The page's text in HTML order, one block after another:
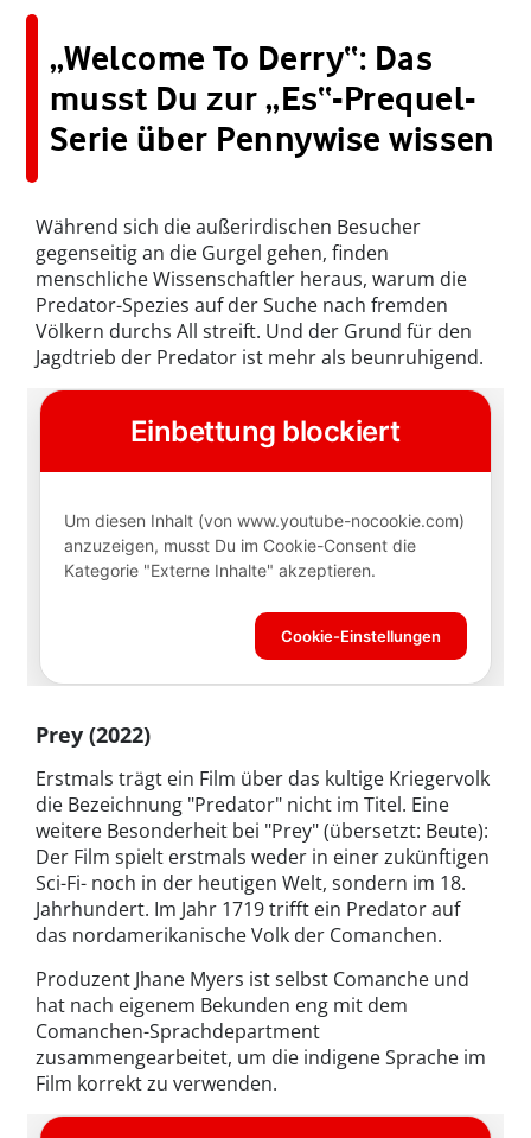
„Welcome To Derry“: Das
musst Du zur „Es“-Prequel-
Serie über Pennywise wissen
Während sich die außerirdischen Besucher
gegenseitig an die Gurgel gehen, finden
menschliche Wissenschaftler heraus, warum die
Predator-Spezies auf der Suche nach fremden
Völkern durchs All streift. Und der Grund für den
Jagdtrieb der Predator ist mehr als beunruhigend.
Prey (2022)
Erstmals trägt ein Film über das kultige Kriegervolk
die Bezeichnung "Predator" nicht im Titel. Eine
weitere Besonderheit bei "Prey" (übersetzt: Beute):
Der Film spielt erstmals weder in einer zukünftigen
Sci-Fi- noch in der heutigen Welt, sondern im 18.
Jahrhundert. Im Jahr 1719 trifft ein Predator auf
das nordamerikanische Volk der Comanchen.
Produzent Jhane Myers ist selbst Comanche und
hat nach eigenem Bekunden eng mit dem
Comanchen-Sprachdepartment
zusammengearbeitet, um die indigene Sprache im
Film korrekt zu verwenden.